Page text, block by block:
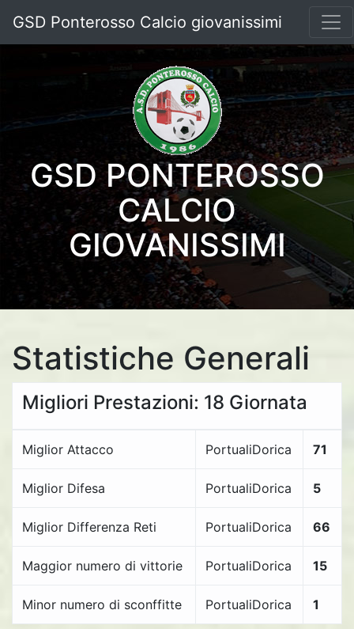
GSD Ponterosso Calcio giovanissimi
GSD PONTEROSSO
CALCIO
GIOVANISSIMI
Statistiche Generali
Migliori Prestazioni: 18 Giornata
Miglior Attacco PortualiDorica 71
Miglior Difesa PortualiDorica 5
Miglior Differenza Reti PortualiDorica 66
Maggior numero di vittorie PortualiDorica 15
Minor numero di sconffitte PortualiDorica 1